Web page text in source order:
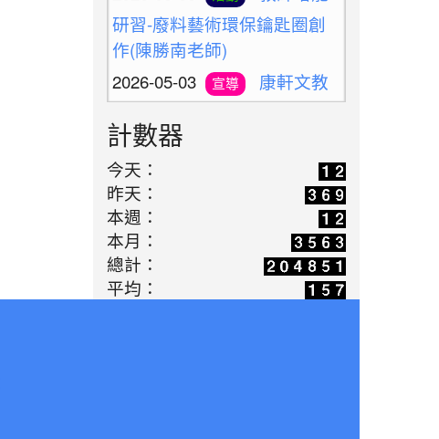
研習-廢料藝術環保鑰匙圈創
作(陳勝南老師)
2026-05-03 宣導
專訪:共感永續的溫度，永福
國小與孩子一同雕琢未來的模
樣(陳勝南老師)
2026-04-14
老標示柱
的第二春：讓廢料升格變身雨
天便利巧物
2026-03-16
歡迎光臨
解憂百貨公司(施婷婷老師)
計數器
今天：
昨天：
本週：
本月：
總計：
平均：